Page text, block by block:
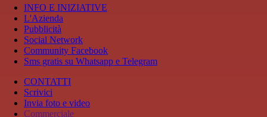
INFO E INIZIATIVE
L'Azienda
Pubblicità
Social Network
Community Facebook
Sms gratis su Whatsapp e Telegram
CONTATTI
Scrivici
Invia foto e video
Commerciale